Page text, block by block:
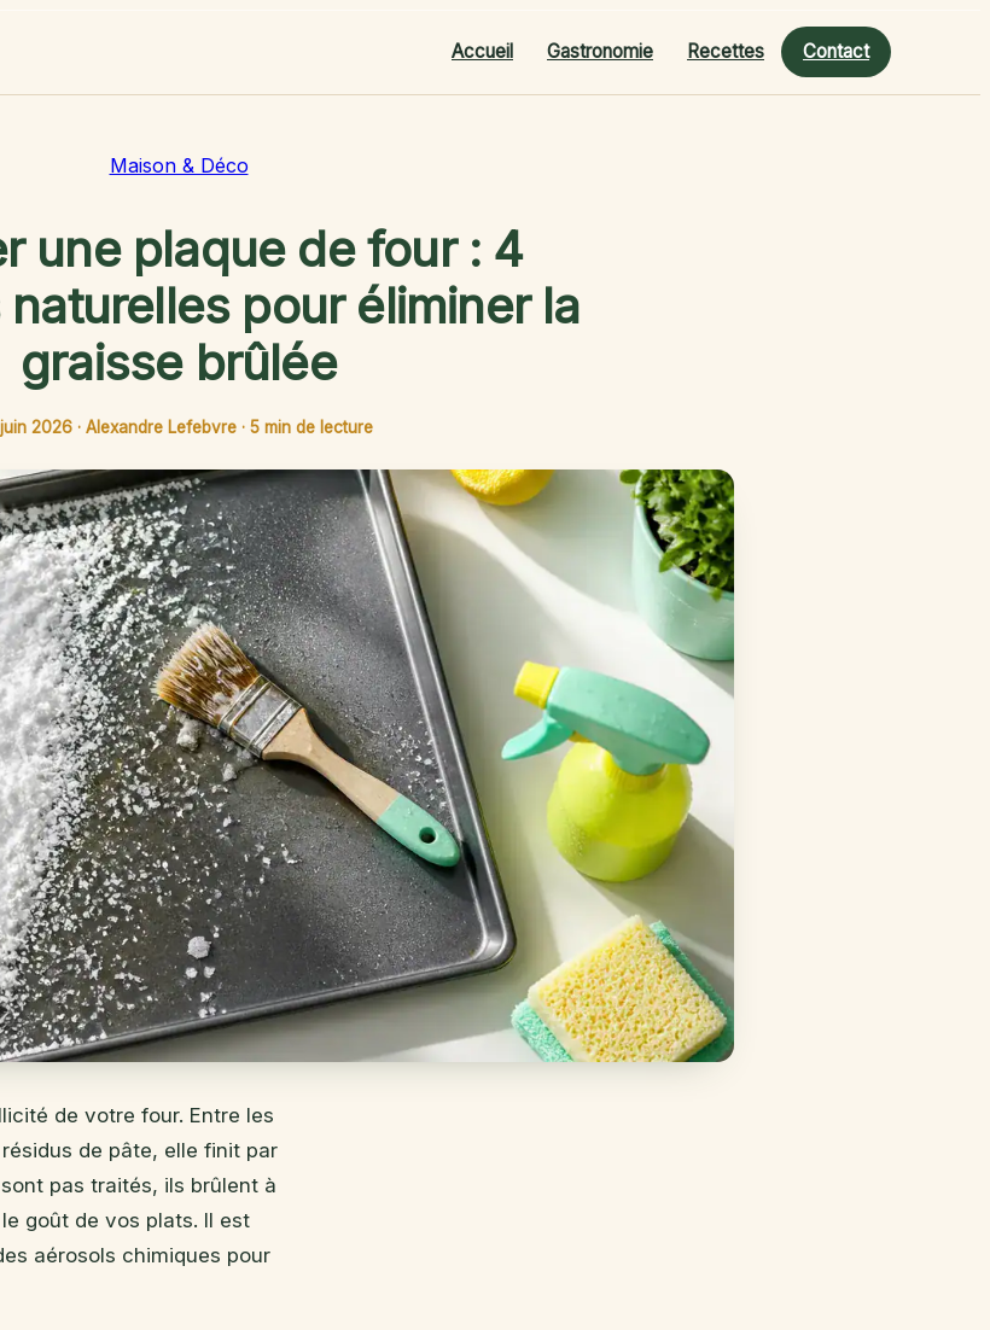
Accueil Gastronomie Recettes Contact
Maison & Déco
une plaque de four : 4
pour éliminer la
graisse brûlée
2026 · Alexandre Lefebvre · 5 min de lecture
de votre four. Entre les
de pâte, elle finit par
pas traités, ils brûlent à
goût de vos plats. Il est
aérosols chimiques pour